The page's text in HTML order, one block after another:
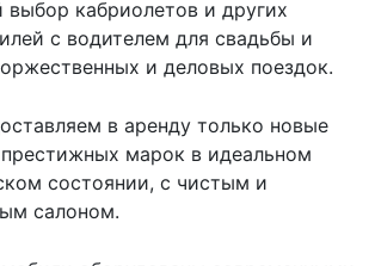
кабриолетов и других
с водителем для свадьбы и
и деловых поездок.
в аренду только новые
марок в идеальном
состоянии, с чистым и
салоном.